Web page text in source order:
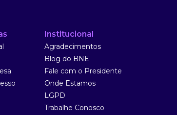
Institucional
Agradecimentos
Blog do BNE
Fale com o Presidente
Onde Estamos
LGPD
Trabalhe Conosco